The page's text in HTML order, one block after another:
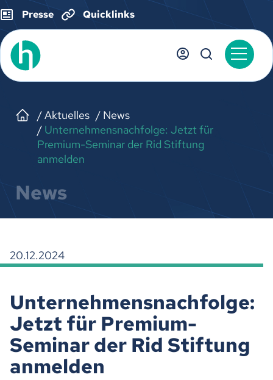
Presse Quicklinks
Aktuelles
News
Unternehmensnachfolge: Jetzt für
Premium-Seminar der Rid Stiftung
anmelden
News
20.12.2024
Unternehmensnachfolge:
Jetzt für Premium-
Seminar der Rid Stiftung
anmelden